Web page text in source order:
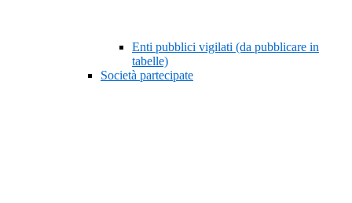
Enti pubblici vigilati (da pubblicare in
tabelle)
Società partecipate